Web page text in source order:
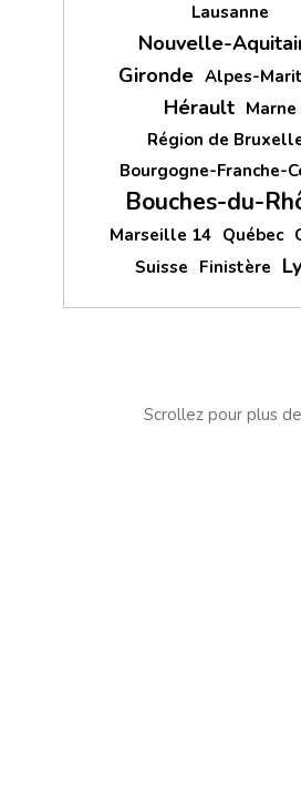
Lausanne
Nouvelle-
Gironde Alpes-
Hérault Marne
Région de
Bourgogne-Franche-
Bouches-du-
Marseille 14 Québec
Suisse Finistère
Scrollez pour plus